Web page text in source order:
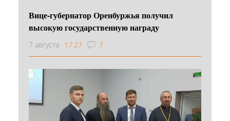
Вице-губернатор Оренбуржья получил
высокую государственную награду
7 августа 17:27 7